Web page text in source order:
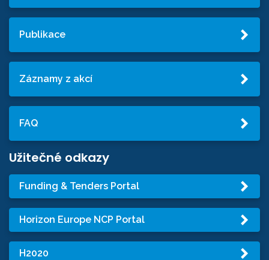
Publikace
Záznamy z akcí
FAQ
Užitečné odkazy
Funding & Tenders Portal
Horizon Europe NCP Portal
H2020